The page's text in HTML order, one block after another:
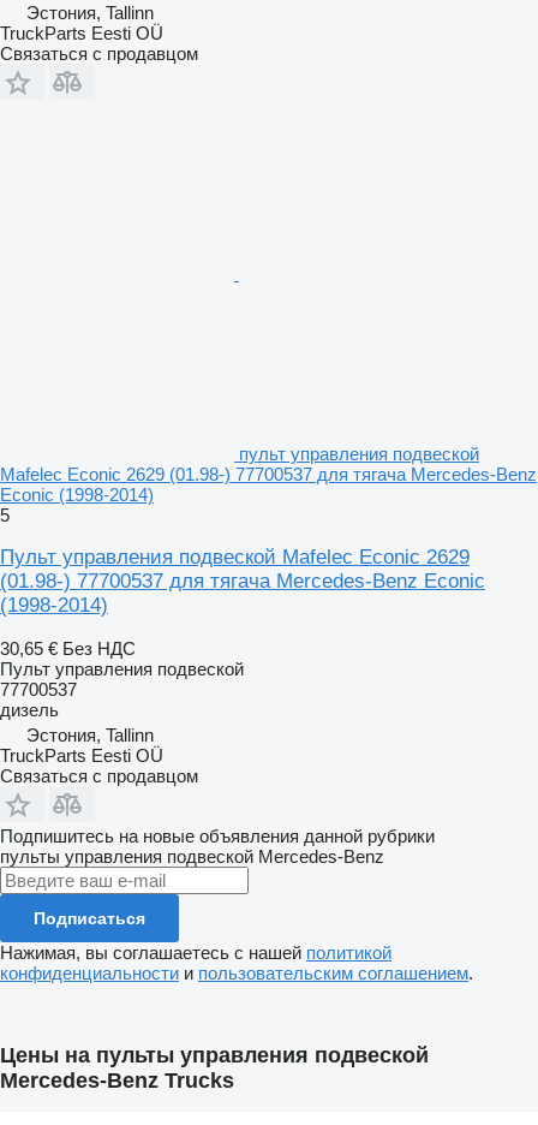
Эстония, Tallinn
TruckParts Eesti OÜ
Связаться с продавцом
пульт управления подвеской
Mafelec Econic 2629 (01.98-) 77700537 для тягача Mercedes-Benz
Econic (1998-2014)
5
Пульт управления подвеской Mafelec Econic 2629
(01.98-) 77700537 для тягача Mercedes-Benz Econic
(1998-2014)
30,65 € Без НДС
Пульт управления подвеской
77700537
дизель
Эстония, Tallinn
TruckParts Eesti OÜ
Связаться с продавцом
Подпишитесь на новые объявления данной рубрики
пульты управления подвеской Mercedes-Benz
Подписаться
Нажимая, вы соглашаетесь с нашей политикой
конфиденциальности и пользовательским соглашением.
Цены на пульты управления подвеской
Mercedes-Benz Trucks